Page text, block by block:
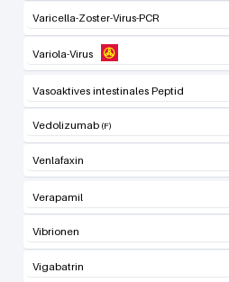
Varicella-Zoster-Virus-PCR
Variola-Virus
Vasoaktives intestinales Peptid
Vedolizumab
Venlafaxin
Verapamil
Vibrionen
Vigabatrin